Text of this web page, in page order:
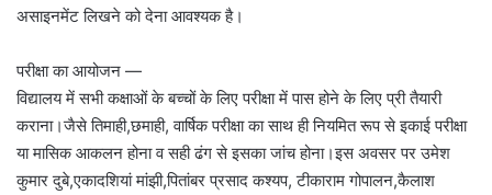
असाइनमेंट लिखने को देना आवश्यक है।
परीक्षा का आयोजन —
विद्यालय में सभी कक्षाओं के बच्चों के लिए परीक्षा में पास होने के लिए प्री तैयारी
कराना।जैसे तिमाही,छमाही, वार्षिक परीक्षा का साथ ही नियमित रूप से इकाई परीक्षा
या मासिक आकलन होना व सही ढंग से इसका जांच होना।इस अवसर पर उमेश
कुमार दुबे,एकादशियां मांझी,पितांबर प्रसाद कश्यप, टीकाराम गोपालन,कैलाश